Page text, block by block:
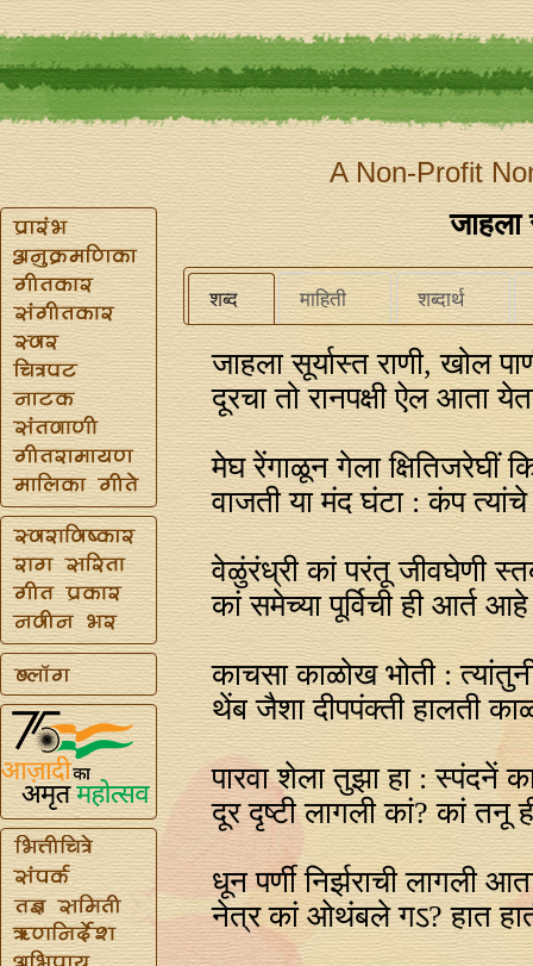
A Non-Profit
जाहला
शब्द माहिती शब्दार्थ
जाहला सूर्यास्त राणी, खोल
दूरचा तो रानपक्षी ऐल आता
मेघ रेंगाळून गेला क्षितिजरेघीं
वाजती या मंद घंटा : कंप त्यांचे
वेळुंरंध्री कां परंतू जीवघेणी
कां समेच्या पूर्विची ही आर्त
काचसा काळोख भोती :
थेंब जैशा दीपपंक्ती हालती
पारवा शेला तुझा हा : स्पंदनें
दूर दृष्टी लागली कां? कां तनू
धून पर्णी निर्झराची लागली
नेत्र कां ओथंबले गऽ? हात